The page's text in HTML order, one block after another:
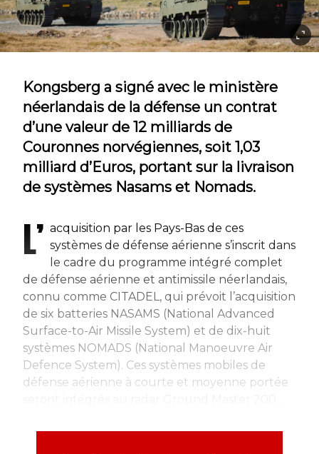
Kongsberg a signé avec le ministère
néerlandais de la défense un contrat
d’une valeur de 12 milliards de
Couronnes norvégiennes, soit 1,03
milliard d’Euros, portant sur la livraison
de systèmes Nasams et Nomads.
L’ acquisition par les Pays-Bas de ces
systèmes de défense aérienne s’inscrit dans
le cadre du programme intégré complet
de défense aérienne et antimissile néerlandais,
connu comme CITADEL, qui prévoit l’acquisition
de six batteries NASAMS (National Advanced
Surface-to-Air Missile System) et de dix-huit
systèmes NOMADS (National Manoeuvre Air
Defence System). Ces systèmes mobiles de
défense aérienne à courte et moyenne portée